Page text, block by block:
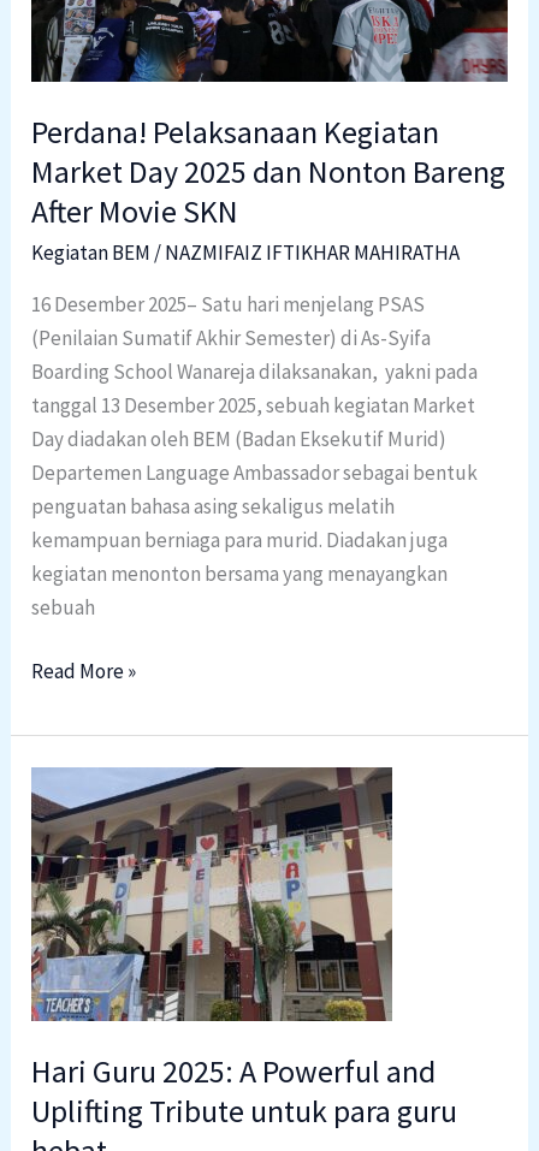
Perdana! Pelaksanaan Kegiatan
Market Day 2025 dan Nonton Bareng
After Movie SKN
Kegiatan BEM /NAZMIFAIZ IFTIKHAR MAHIRATHA
16 Desember 2025– Satu hari menjelang PSAS
(Penilaian Sumatif Akhir Semester) di As-Syifa
Boarding School Wanareja dilaksanakan, yakni pada
tanggal 13 Desember 2025, sebuah kegiatan Market
Day diadakan oleh BEM (Badan Eksekutif Murid)
Departemen Language Ambassador sebagai bentuk
penguatan bahasa asing sekaligus melatih
kemampuan berniaga para murid. Diadakan juga
kegiatan menonton bersama yang menayangkan
sebuah
dan
Nonton
After
Movie
SKN
Read More »
Hari Guru 2025: A Powerful and
Uplifting Tribute untuk para guru
Guru
2025:
A
Powerful
and
Uplifting
Tribute
para
guru